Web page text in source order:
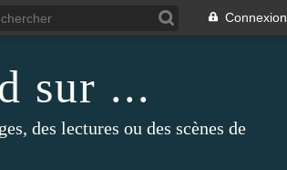
Connexion
sur ...
des lectures ou des scènes de